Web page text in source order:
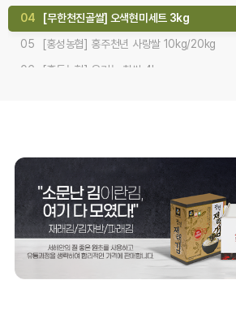
04
[무한천진골쌀] 오색현미세트 3kg
05
[홍성농협] 홍주천년 사랑쌀 10kg/20kg
06
[홍동농협] 유기농 찹쌀 4kg